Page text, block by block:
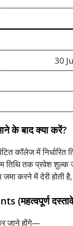
30
के बाद क्या करें?
कॉलेज में निर्धारित
तिथि तक प्रवेश
करने में देरी होती
(महत्वपूर्ण
जाने होंगे—